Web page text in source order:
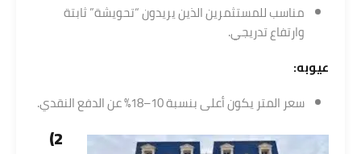
مناسب للمستثمرين الذين يريدون “تحويشة” ثابتة
وارتفاع تدريجي.
عيوبه:
سعر المتر يكون أعلى بنسبة 10–18% عن الدفع النقدي.
2)